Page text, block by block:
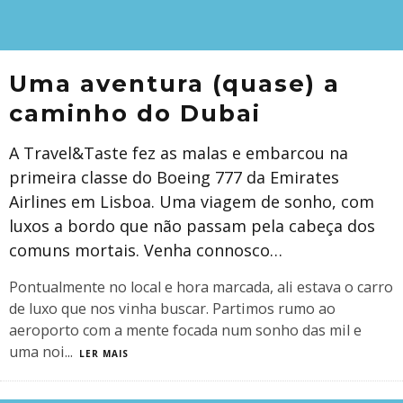
Uma aventura (quase) a
caminho do Dubai
A Travel&Taste fez as malas e embarcou na
primeira classe do Boeing 777 da Emirates
Airlines em Lisboa. Uma viagem de sonho, com
luxos a bordo que não passam pela cabeça dos
comuns mortais. Venha connosco…
Pontualmente no local e hora marcada, ali estava o carro
de luxo que nos vinha buscar. Partimos rumo ao
aeroporto com a mente focada num sonho das mil e
uma noi... LER MAIS